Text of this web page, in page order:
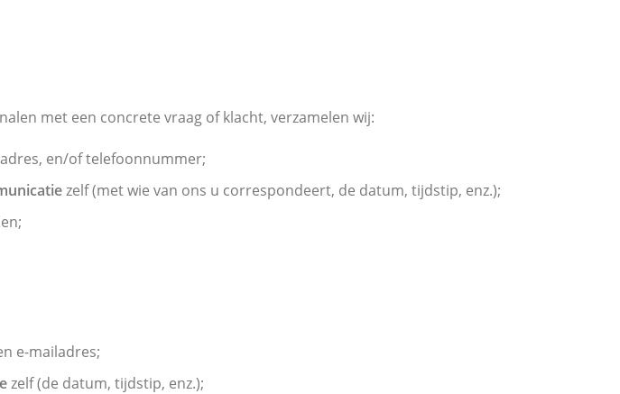
met een concrete vraag of klacht, verzamelen wij:
en/of telefoonnummer;
zelf (met wie van ons u correspondeert, de datum, tijdstip, enz.);
e-mailadres;
zelf (de datum, tijdstip, enz.);